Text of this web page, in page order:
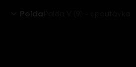
Polda